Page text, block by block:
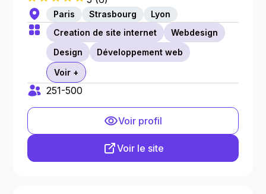
Paris Strasbourg
Lyon
Creation de site internet
Webdesign
Design
Développement web
Voir +
251-500
Voir profil
Voir le site